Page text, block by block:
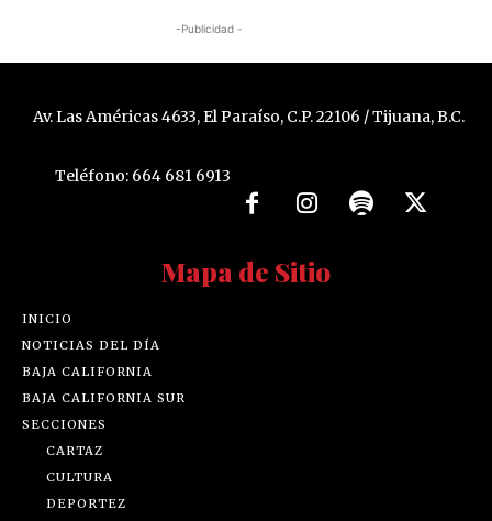
-Publicidad -
Av. Las Américas 4633, El Paraíso, C.P. 22106 / Tijuana, B.C.
Teléfono: 664 681 6913
Mapa de Sitio
INICIO
NOTICIAS DEL DÍA
BAJA CALIFORNIA
BAJA CALIFORNIA SUR
SECCIONES
CARTAZ
CULTURA
DEPORTEZ